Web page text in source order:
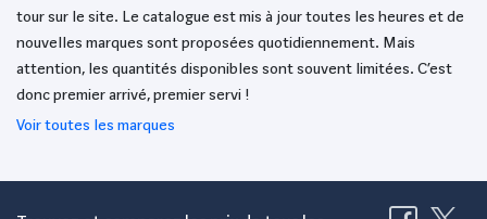
tour sur le site. Le catalogue est mis à jour toutes les heures et de
nouvelles marques sont proposées quotidiennement. Mais
attention, les quantités disponibles sont souvent limitées. C’est
donc premier arrivé, premier servi !
Voir toutes les marques